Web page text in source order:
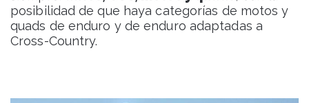
posibilidad de que haya categorías de motos y
quads de enduro y de enduro adaptadas a
Cross-Country.